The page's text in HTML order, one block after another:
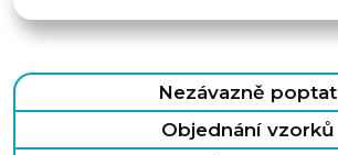
Nezávazně poptat
Objednání vzorků